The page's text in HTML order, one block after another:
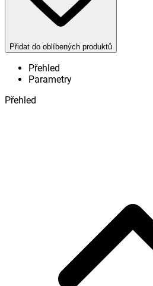
Přidat do oblíbených produktů
Přehled
Parametry
Přehled